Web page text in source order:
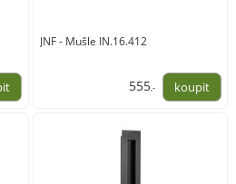
JNF - Mušle IN.16.412
555,-